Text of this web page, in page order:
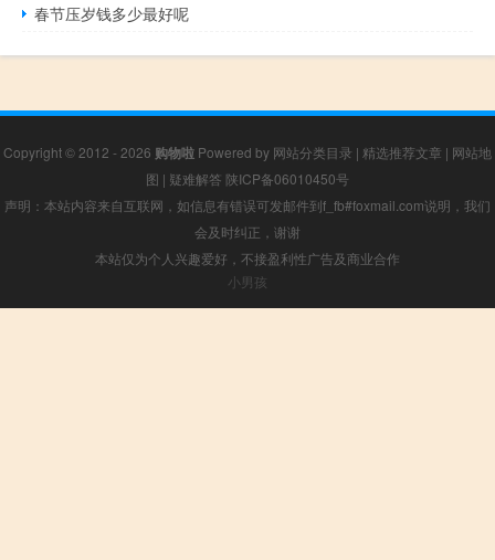
春节压岁钱多少最好呢
Copyright © 2012 - 2026 购物啦 Powered by 网站分类目录 | 精选推荐文章 | 网站地
图 | 疑难解答 陕ICP备06010450号
声明：本站内容来自互联网，如信息有错误可发邮件到f_fb#foxmail.com说明，我们
会及时纠正，谢谢
本站仅为个人兴趣爱好，不接盈利性广告及商业合作
小男孩